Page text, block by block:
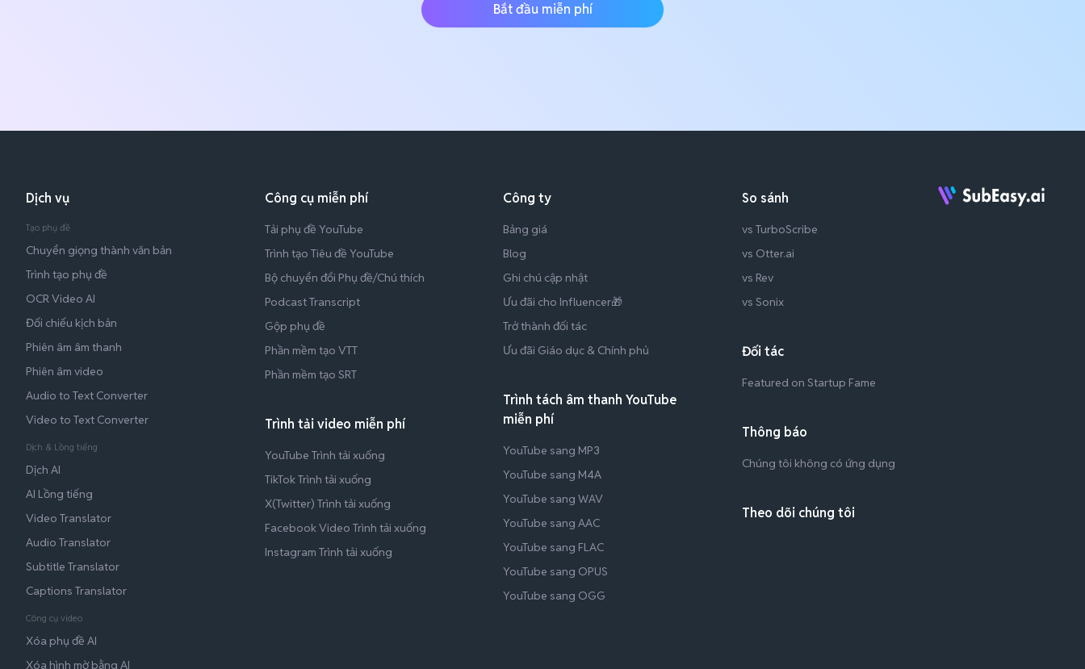
Bắt đầu miễn phí
Dịch vụ
Tạo phụ đề
Chuyển giọng thành văn bản
Trình tạo phụ đề
OCR Video AI
Đối chiếu kịch bản
Phiên âm âm thanh
Phiên âm video
Audio to Text Converter
Video to Text Converter
Dịch & Lồng tiếng
Dịch AI
AI Lồng tiếng
Video Translator
Audio Translator
Subtitle Translator
Captions Translator
Công cụ video
Xóa phụ đề AI
Xóa hình mờ bằng AI
Công cụ miễn phí
Tải phụ đề YouTube
Trình tạo Tiêu đề YouTube
Bộ chuyển đổi Phụ đề/Chú thích
Podcast Transcript
Gộp phụ đề
Phần mềm tạo VTT
Phần mềm tạo SRT
Trình tải video miễn phí
YouTube Trình tải xuống
TikTok Trình tải xuống
X(Twitter) Trình tải xuống
Facebook Video Trình tải xuống
Instagram Trình tải xuống
Công ty
Bảng giá
Blog
Ghi chú cập nhật
Ưu đãi cho Influencer🎁
Trở thành đối tác
Ưu đãi Giáo dục & Chính phủ
Trình tách âm thanh YouTube
miễn phí
YouTube sang MP3
YouTube sang M4A
YouTube sang WAV
YouTube sang AAC
YouTube sang FLAC
YouTube sang OPUS
YouTube sang OGG
So sánh
vs TurboScribe
vs Otter.ai
vs Rev
vs Sonix
Đối tác
Featured on Startup Fame
Thông báo
Chúng tôi không có ứng dụng
Theo dõi chúng tôi